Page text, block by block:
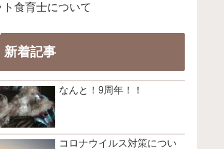
ト食育士について
新着記事
なんと！9周年！！
コロナウイルス対策につい